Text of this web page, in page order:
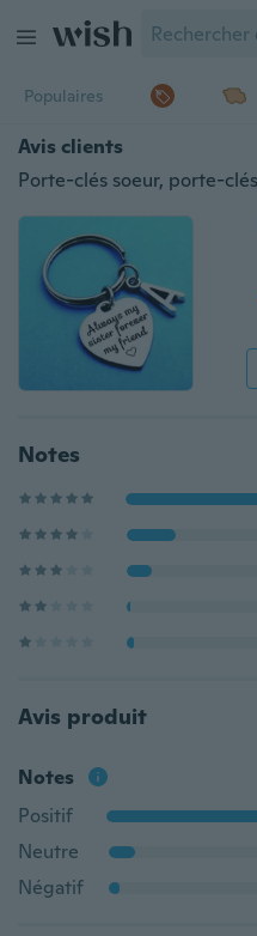
Populaires
Avis clients
Notes
Avis produit
Notes
Positif
Neutre
Négatif